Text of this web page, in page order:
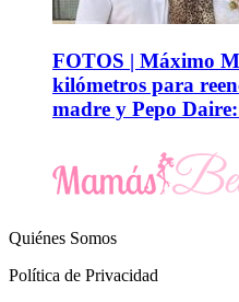
FOTOS | Máximo
kilómetros para
madre y Pepo
Quiénes Somos
Política de Privacidad